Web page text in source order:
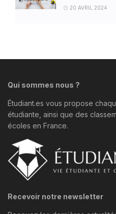
20 AVRIL 2024
Qui sommes nous ?
Étudiant.es vous propose
étudiante, ainsi que des
écoles en France.
Recevoir notre newsletter